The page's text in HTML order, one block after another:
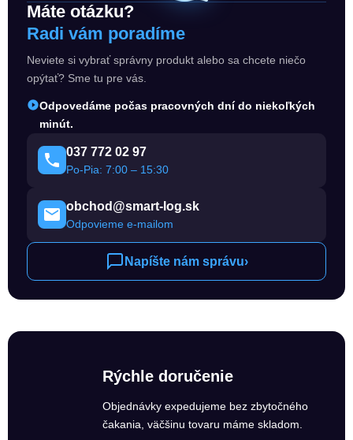
Máte otázku?
Radi vám poradíme
Neviete si vybrať správny produkt alebo sa chcete niečo
opýtať? Sme tu pre vás.
Odpovedáme počas pracovných dní do niekoľkých
minút.
037 772 02 97
Po-Pia: 7:00 – 15:30
obchod@smart-log.sk
Odpovieme e-mailom
Napíšte nám správu›
Rýchle doručenie
Objednávky expedujeme bez zbytočného
čakania, väčšinu tovaru máme skladom.